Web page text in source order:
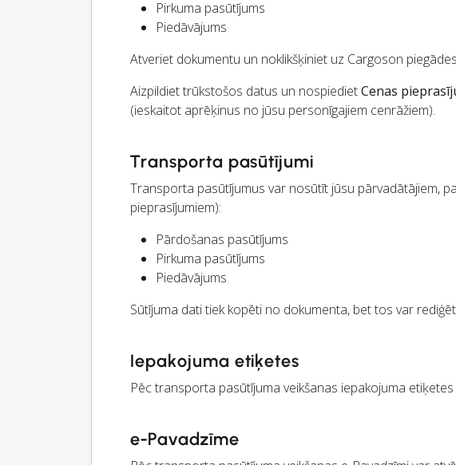
Pirkuma pasūtījums
Piedāvājums
Atveriet dokumentu un noklikšķiniet uz Cargoson
Aizpildiet trūkstošos datus un nospiedietCenas
(ieskaitot aprēķinus no jūsu personīgajiem cenrāžiem).
Transporta pasūtījumi
Transporta pasūtījumus var nosūtīt jūsu pārvadātājiem,
pieprasījumiem):
Pārdošanas pasūtījums
Pirkuma pasūtījums
Piedāvājums
Sūtījuma dati tiek kopēti no dokumenta, bet tos var
Iepakojuma etiķetes
Pēc transporta pasūtījuma veikšanas iepakojuma etiķetes
e-Pavadzīme